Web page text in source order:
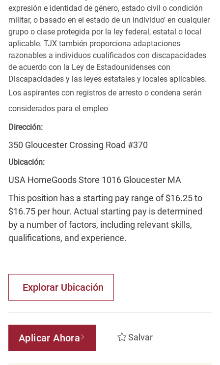
expresión e identidad de género, estado civil o condición
militar, o basado en el estado de un individuo' en cualquier
grupo o clase protegida por la ley federal, estatal o local
aplicable. TJX también proporciona adaptaciones
razonables a individuos cualificados con discapacidades
de acuerdo con la Ley de Estadounidenses con
Discapacidades y las leyes estatales y locales aplicables.
Los aspirantes con registros de arresto o condena serán
considerados para el empleo
Dirección:
350 Gloucester Crossing Road #370
Ubicación:
USA HomeGoods Store 1016 Gloucester MA
This position has a starting pay range of $16.25 to
$16.75 per hour. Actual starting pay is determined
by a number of factors, including relevant skills,
qualifications, and experience.
Explorar Ubicación
Aplicar Ahora Salvar